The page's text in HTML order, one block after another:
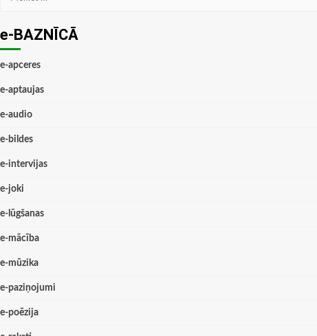
e-BAZNĪCĀ
e-apceres
e-aptaujas
e-audio
e-bildes
e-intervijas
e-joki
e-lūgšanas
e-mācība
e-mūzika
e-paziņojumi
e-poēzija